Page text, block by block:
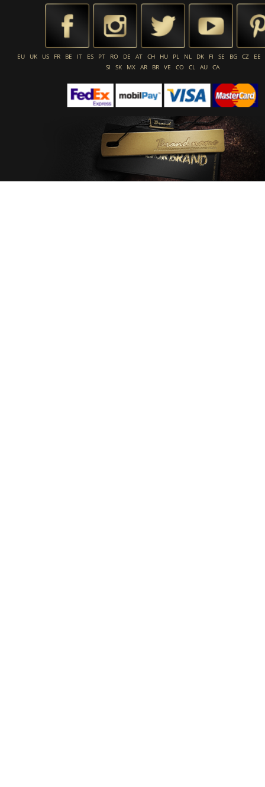
EU UK US FR BE IT ES PT RO DE AT CH HU PL NL DK FI SE BG CZ
EE
SI
SK MX AR BR VE CO CL AU CA